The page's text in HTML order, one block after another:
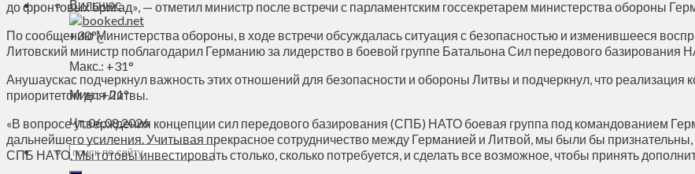
Вильнюс
+30°C
Макс.: +31°
Мин.:+21°
Чт, 06.08.2026
до фронтовых бригад», — отметил министр после встречи с парламентским госсекретарем министерства обороны
По сообщению Министерства обороны, в ходе встречи обсуждалась ситуация с безопасностью и изменившееся
Литовский министр поблагодарил Германию за лидерство в боевой группе Батальона Сил передового базирования
Анушаускас подчеркнул важность этих отношений для безопасности и обороны Литвы и подчеркнул, что
приоритетом для Литвы.
«В вопросе утверждения концепции сил передового базирования (СПБ) НАТО боевая группа под командованием
дальнейшего усиления. Учитывая прекрасное сотрудничество между Германией и Литвой, мы были бы
СПБ НАТО. Мы готовы инвестировать столько, сколько потребуется, и сделать все возможное, чтобы принять